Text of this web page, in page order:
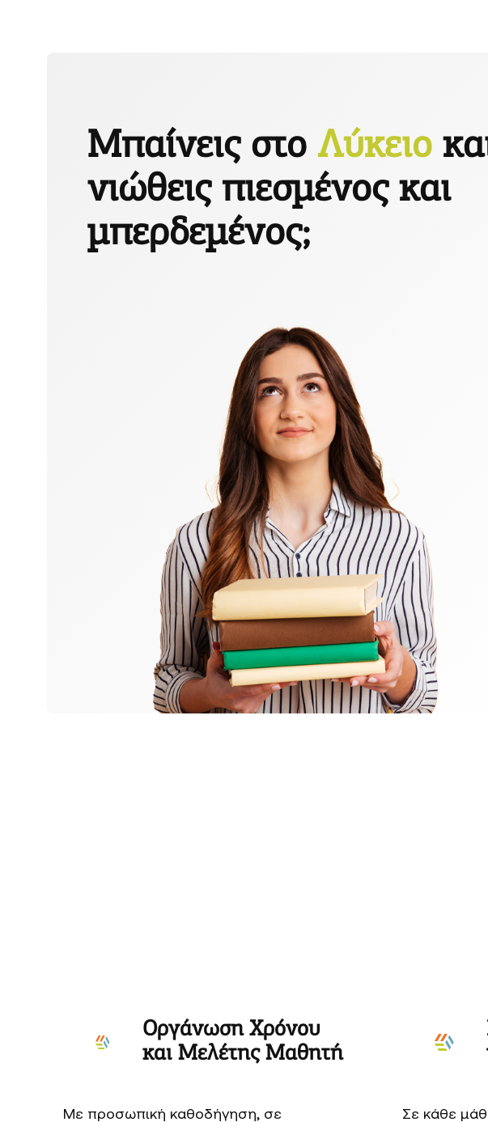
Μπαίνεις στο Λύκειο
νιώθεις πιεσμένος και
μπερδεμένος;
Οργάνωση Χρόνου
και Μελέτης Μαθητή
Με προσωπική καθοδήγηση, σε
Σε κάθε